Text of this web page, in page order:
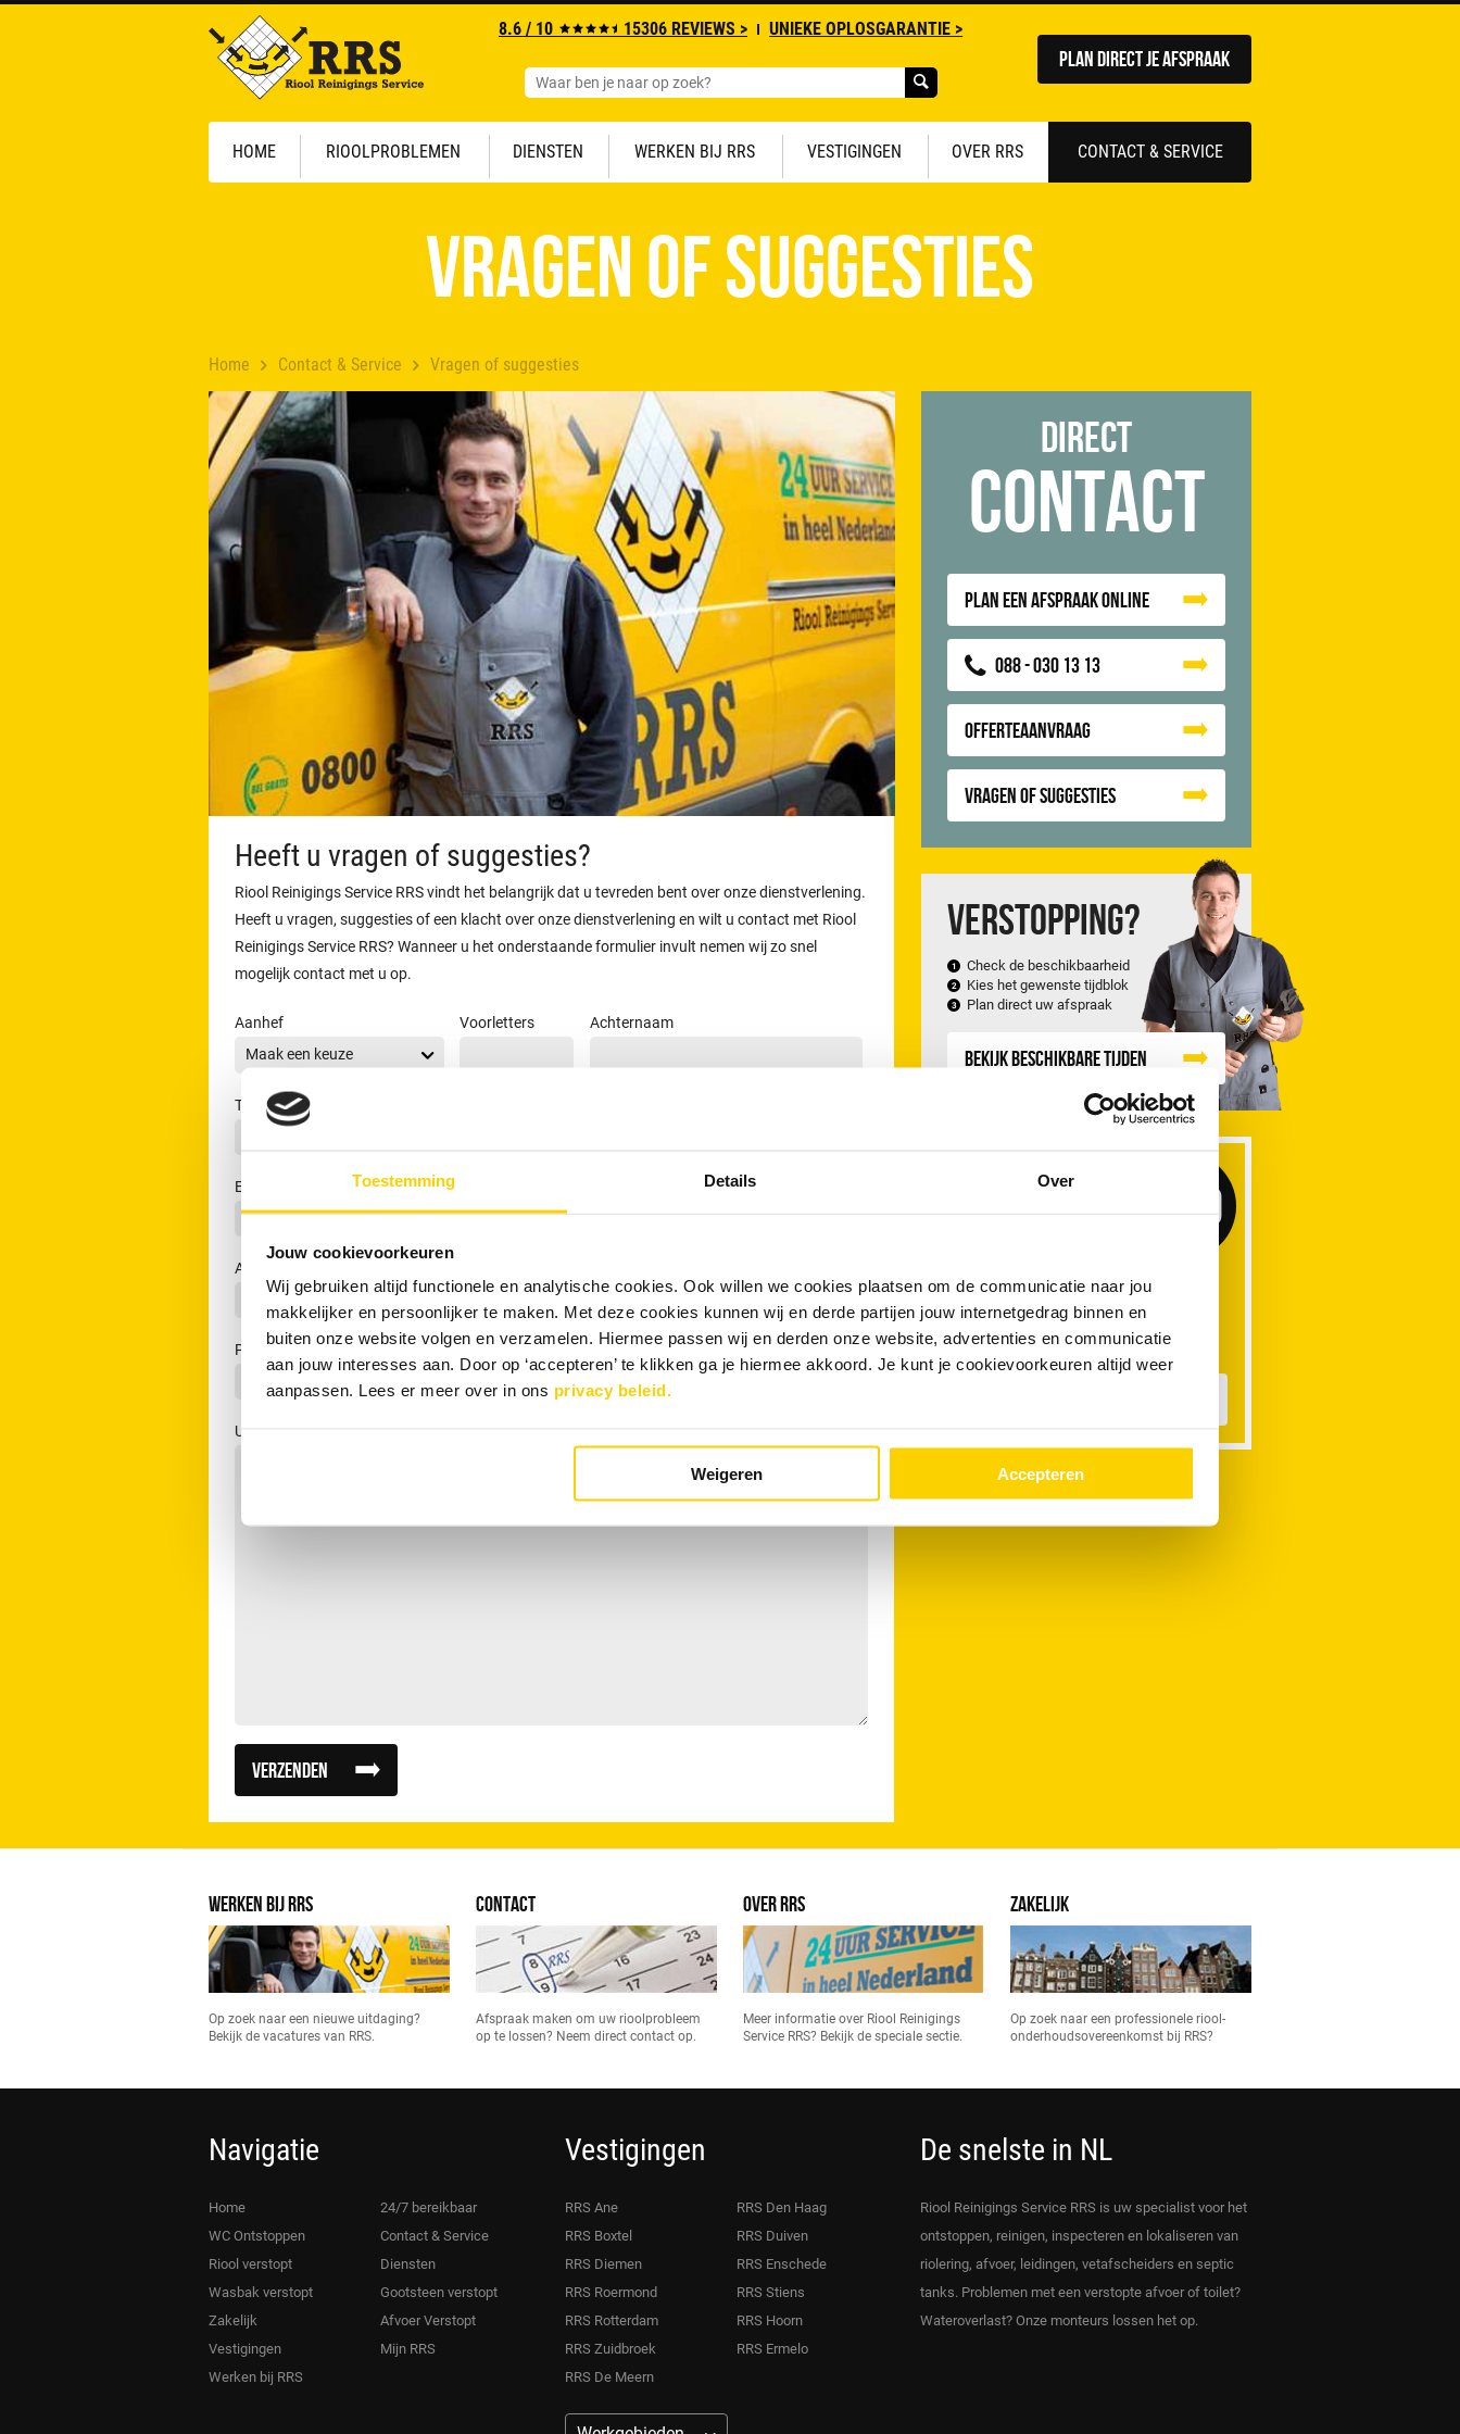
Toestemming Details Over
Jouw cookievoorkeuren
Wij gebruiken altijd functionele en analytische cookies. Ook willen we cookies plaatsen om de communicatie naar jou
makkelijker en persoonlijker te maken. Met deze cookies kunnen wij en derde partijen jouw internetgedrag binnen en
buiten onze website volgen en verzamelen. Hiermee passen wij en derden onze website, advertenties en communicatie
aan jouw interesses aan. Door op ‘accepteren’ te klikken ga je hiermee akkoord. Je kunt je cookievoorkeuren altijd weer
aanpassen. Lees er meer over in ons privacy beleid.
Weigeren Accepteren
8.6 / 10 15306 REVIEWS > UNIEKE OPLOSGARANTIE >
Plan direct je afspraak
HOME RIOOLPROBLEMEN DIENSTEN WERKEN BIJ RRS VESTIGINGEN OVER RRS CONTACT & SERVICE
Home Contact & Service Vragen of suggesties
Vragen of suggesties
Heeft u vragen of suggesties?
Riool Reinigings Service RRS vindt het belangrijk dat u tevreden bent over onze dienstverlening.
Heeft u vragen, suggesties of een klacht over onze dienstverlening en wilt u contact met Riool
Reinigings Service RRS? Wanneer u het onderstaande formulier invult nemen wij zo snel
mogelijk contact met u op.
Aanhef Voorletters Achternaam
Telefoon
E-mail adres
Adres
Postcode Plaats
Uw vraag
Verzenden
Direct
Contact
Plan een afspraak online
088 - 030 13 13
Offerteaanvraag
Vragen of suggesties
Verstopping?
Check de beschikbaarheid
Kies het gewenste tijdblok
Plan direct uw afspraak
Bekijk beschikbare tijden
RRS Lost
Inclusief garantie, voorrijden,
half uur arbeidsloon en inzet
materieel.
€149
WERKEN BIJ RRS
Op zoek naar een nieuwe uitdaging?
Bekijk de vacatures van RRS.
CONTACT
Afspraak maken om uw rioolprobleem
op te lossen? Neem direct contact op.
OVER RRS
Meer informatie over Riool Reinigings
Service RRS? Bekijk de speciale sectie.
ZAKELIJK
Op zoek naar een professionele riool-
onderhoudsovereenkomst bij RRS?
Navigatie
Home
WC Ontstoppen
Riool verstopt
Wasbak verstopt
Zakelijk
Vestigingen
Werken bij RRS
24/7 bereikbaar
Contact & Service
Diensten
Gootsteen verstopt
Afvoer Verstopt
Mijn RRS
Vestigingen
RRS Ane
RRS Boxtel
RRS Diemen
RRS Roermond
RRS Rotterdam
RRS Zuidbroek
RRS De Meern
RRS Den Haag
RRS Duiven
RRS Enschede
RRS Stiens
RRS Hoorn
RRS Ermelo
De snelste in NL
Riool Reinigings Service RRS is uw specialist voor het
ontstoppen, reinigen, inspecteren en lokaliseren van
riolering, afvoer, leidingen, vetafscheiders en septic
tanks. Problemen met een verstopte afvoer of toilet?
Wateroverlast? Onze monteurs lossen het op.